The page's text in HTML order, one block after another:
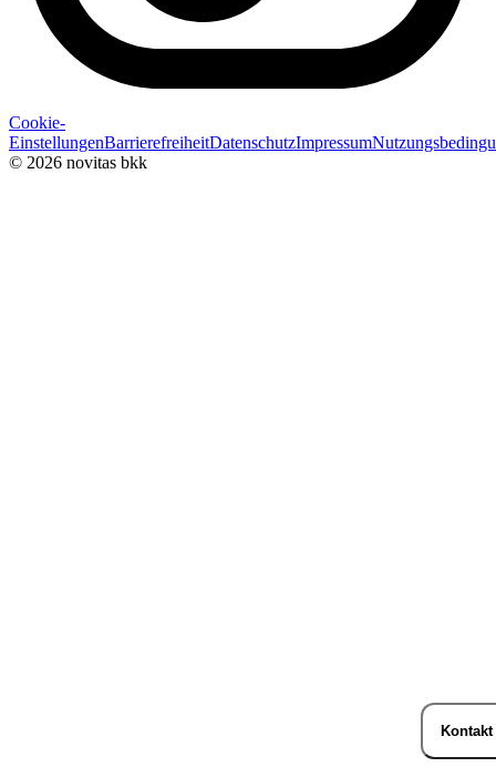
Cookie-
EinstellungenBarrierefreiheitDatenschutzImpressum
© 2026 novitas bkk
Kontakt